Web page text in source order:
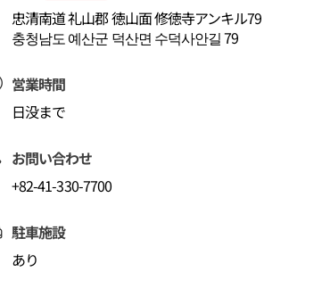
忠清南道 礼山郡 徳山面 修徳寺アンキル79
충청남도 예산군 덕산면 수덕사안길 79
営業時間
日没まで
お問い合わせ
+82-41-330-7700
駐車施設
あり